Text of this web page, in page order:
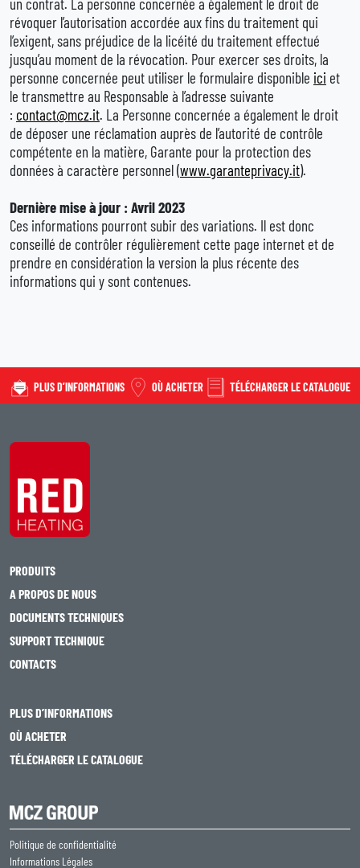
révoquer l’autorisation accordée aux fins du traitement qui
l’exigent, sans préjudice de la licéité du traitement effectué
jusqu’au moment de la révocation. Pour exercer ses droits, la
personne concernée peut utiliser le formulaire disponible ici et
le transmettre au Responsable à l’adresse suivante
: contact@mcz.it. La Personne concernée a également le droit
de déposer une réclamation auprès de l’autorité de contrôle
compétente en la matière, Garante pour la protection des
données à caractère personnel (www.garanteprivacy.it).
Dernière mise à jour : Avril 2023
Ces informations pourront subir des variations. Il est donc
conseillé de contrôler régulièrement cette page internet et de
prendre en considération la version la plus récente des
informations qui y sont contenues.
PLUS D’INFORMATIONS OÙ ACHETER TÉLÉCHARGER LE CATALOGUE
PRODUITS
A PROPOS DE NOUS
DOCUMENTS TECHNIQUES
SUPPORT TECHNIQUE
CONTACTS
PLUS D’INFORMATIONS
OÙ ACHETER
TÉLÉCHARGER LE CATALOGUE
Politique de confidentialité
Informations Légales